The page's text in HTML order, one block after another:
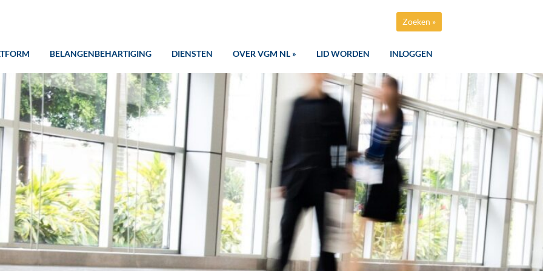
Zoeken »
BELANGENBEHARTIGING DIENSTEN OVER VGM NL » LID WORDEN INLOGGEN